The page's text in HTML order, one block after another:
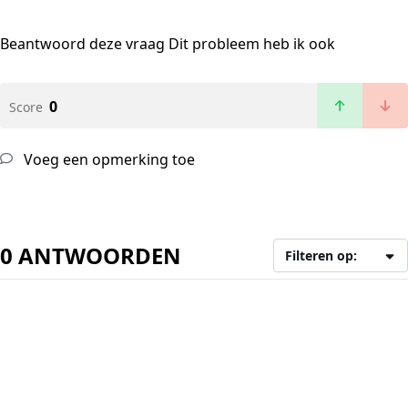
Beantwoord deze vraag Dit probleem heb ik ook
Score 0
Voeg een opmerking toe
0 ANTWOORDEN Filteren op: